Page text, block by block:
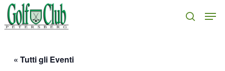
Skip
to
search
« Tutti gli Eventi